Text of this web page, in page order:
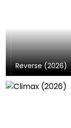
Reverse (2026)